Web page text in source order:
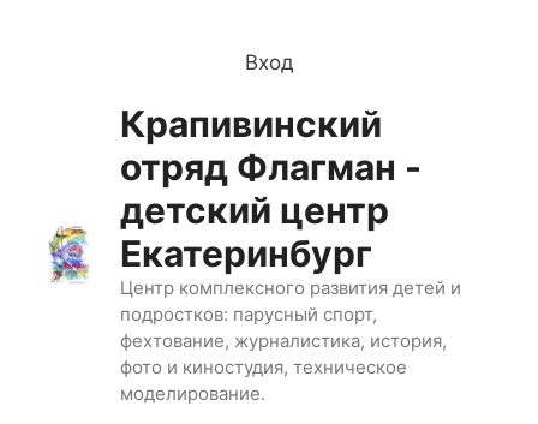
Вход
Крапивинский
отряд Флагман -
детский центр
Екатеринбург
Центр комплексного развития детей и
подростков: парусный спорт,
фехтование, журналистика, история,
фото и киностудия, техническое
моделирование.